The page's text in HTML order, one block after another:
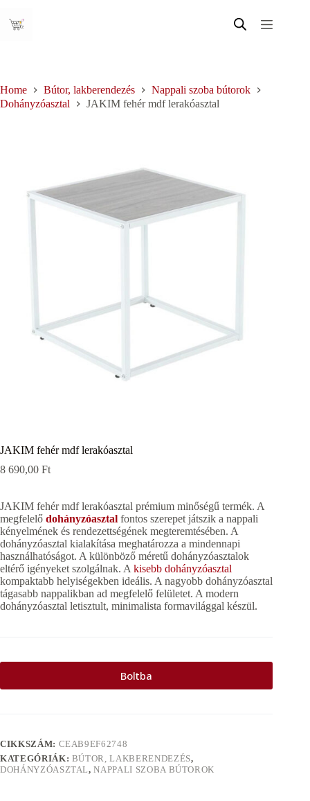
content
Home Bútor, lakberendezés
Nappali szoba bútorok
Dohányzóasztal
JAKIM fehér mdf lerakóasztal
JAKIM fehér mdf lerakóasztal
8 690,00 Ft
JAKIM fehér mdf lerakóasztal prémium minőségű termék. A
megfelelő dohányzóasztal fontos szerepet játszik a nappali
kényelmének és rendezettségének megteremtésében. A
dohányzóasztal kialakítása meghatározza a mindennapi
használhatóságot. A különböző méretű dohányzóasztalok
eltérő igényeket szolgálnak. A kisebb dohányzóasztal
kompaktabb helyiségekben ideális. A nagyobb dohányzóasztal
tágasabb nappalikban ad megfelelő felületet. A modern
dohányzóasztal letisztult, minimalista formavilággal készül.
Boltba
CIKKSZÁM: CEAB9EF62748
KATEGÓRIÁK: BÚTOR, LAKBERENDEZÉS,
DOHÁNYZÓASZTAL,NAPPALI SZOBA BÚTOROK